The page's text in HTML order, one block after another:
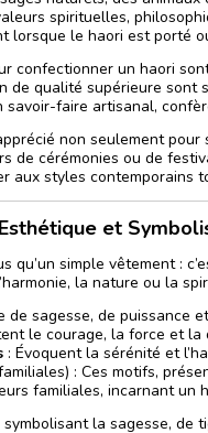
spirituelles,
lorsque le haori est porté
confectionner un haori
de qualité supérieure
savoir-faire artisanal,
non seulement
de cérémonies ou de
aux styles
et
qu’un simple vêtement :
la nature ou la
de sagesse, de puissance
le courage, la force et la
: Évoquent la sérénité et
: Ces motifs,
familiales, incarnant un
symbolisant la sagesse,